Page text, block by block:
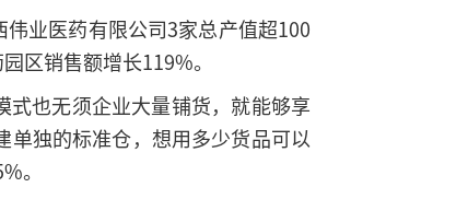
业医药有限公司3家总产值超100
区销售额增长119%。
也无须企业大量铺货，就能够享
独的标准仓，想用多少货品可以
。